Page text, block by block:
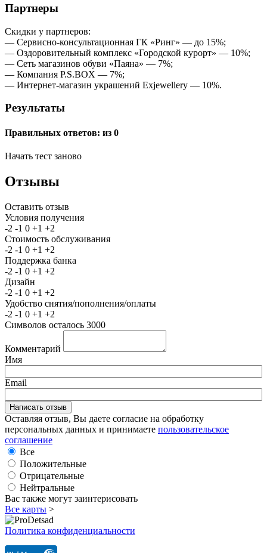
Партнеры
Скидки у партнеров:
— Сервисно-консультационная ГК «Ринг» — до 15%;
— Оздоровительный комплекс «Городской курорт» — 10%;
— Сеть магазинов обуви «Паяна» — 7%;
— Компания P.S.BOX — 7%;
— Интернет-магазин украшений Exjewellery — 10%.
Результаты
Правильных ответов: из 0
Начать тест заново
Отзывы
Оставить отзыв
Условия получения
-2 -1 0 +1 +2
Стоимость обслуживания
-2 -1 0 +1 +2
Поддержка банка
-2 -1 0 +1 +2
Дизайн
-2 -1 0 +1 +2
Удобство снятия/пополнения/оплаты
-2 -1 0 +1 +2
Символов осталось 3000
Комментарий
Имя
Email
Оставляя отзыв, Вы даете согласие на обработку
персональных данных и принимаете пользовательское
соглашение
Все
Положительные
Отрицательные
Нейтральные
Вас также могут заинтерисовать
Все карты >
Политика конфиденциальности